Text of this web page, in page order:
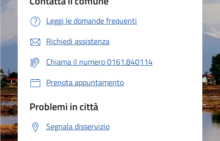
Leggi le domande frequenti
Richiedi assistenza
Chiama il numero 0161.840114
Prenota appuntamento
Problemi in città
Segnala disservizio